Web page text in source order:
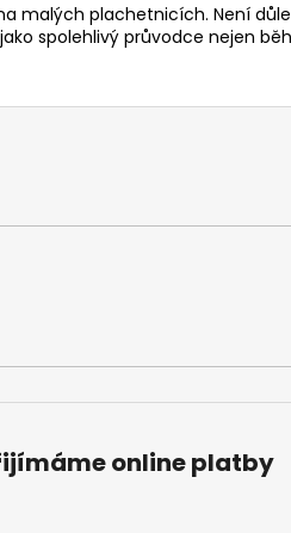
malých plachetnicích. Není
spolehlivý průvodce nejen
online platby